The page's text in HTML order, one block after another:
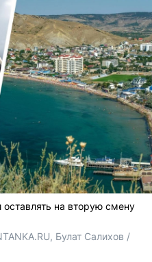
на вторую смену
Булат Салихов /